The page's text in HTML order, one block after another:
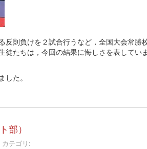
反則負けを２試合行うなど，全国大会常
徒たちは，今回の結果に悔しさを表して
た。
部）
カテゴリ: